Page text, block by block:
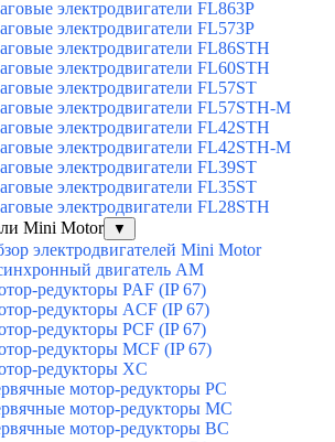
электродвигатели FL863P
электродвигатели FL573P
электродвигатели FL86STH
электродвигатели FL60STH
электродвигатели FL57ST
электродвигатели FL57STH-M
электродвигатели FL42STH
электродвигатели FL42STH-M
электродвигатели FL39ST
электродвигатели FL35ST
электродвигатели FL28STH
Mini Motor
▼
электродвигателей Mini Motor
двигатель AM
редукторы PAF (IP 67)
редукторы ACF (IP 67)
редукторы PCF (IP 67)
редукторы MCF (IP 67)
редукторы XC
мотор-редукторы PC
мотор-редукторы MC
мотор-редукторы BC